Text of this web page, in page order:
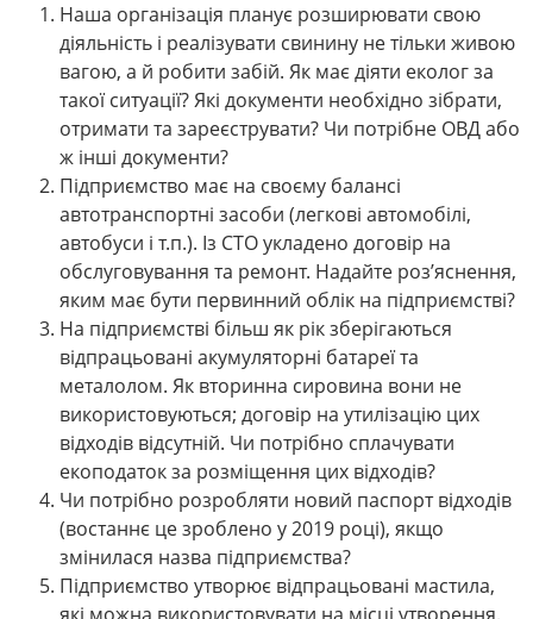
Наша організація планує розширювати свою
діяльність і реалізувати свинину не тільки живою
вагою, а й робити забій. Як має діяти еколог за
такої ситуації? Які документи необхідно зібрати,
отримати та зареєструвати? Чи потрібне ОВД або
ж інші документи?
Підприємство має на своєму балансі
автотранспортні засоби (легкові автомобілі,
автобуси і т.п.). Із СТО укладено договір на
обслуговування та ремонт. Надайте роз’яснення,
яким має бути первинний облік на підприємстві?
На підприємстві більш як рік зберігаються
відпрацьовані акумуляторні батареї та
металолом. Як вторинна сировина вони не
використовуються; договір на утилізацію цих
відходів відсутній. Чи потрібно сплачувати
екоподаток за розміщення цих відходів?
Чи потрібно розробляти новий паспорт відходів
(востаннє це зроблено у 2019 році), якщо
змінилася назва підприємства?
Підприємство утворює відпрацьовані мастила,